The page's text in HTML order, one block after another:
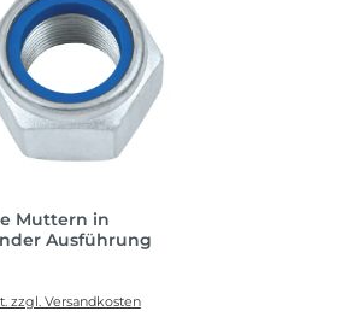
Muttern in
Ausführung
zzgl. Versandkosten